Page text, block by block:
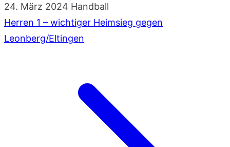
24. März 2024 Handball
Herren 1 – wichtiger Heimsieg gegen
Leonberg/Eltingen